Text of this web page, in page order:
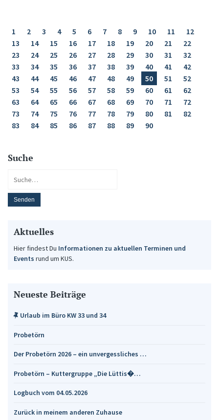
1 2 3 4 5 6 7 8 9 10 11
12
13
14 15 16 17 18 19 20 21
22
23
24 25 26 27 28 29 30 31
32
33
34 35 36 37 38 39 40 41
42
43
44 45 46 47 48 49 50 51
52
53
54 55 56 57 58 59 60 61
62
63
64 65 66 67 68 69 70 71
72
73
74 75 76 77 78 79 80 81
82
83
84 85 86 87 88 89 90
Suche
Aktuelles
Hier findest Du Informationen zu aktuellen Terminen und
Events rund um KUS.
Neueste Beiträge
Urlaub im Büro KW 33 und 34
Probetörn
Der Probetörn 2026 – ein unvergessliches …
Probetörn – Kuttergruppe „Die Lüttis�…
Logbuch vom 04.05.2026
Zurück in meinem anderen Zuhause